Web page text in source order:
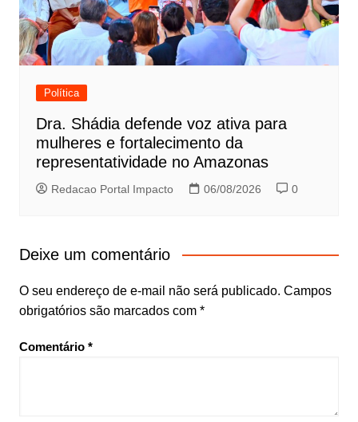
Política
Dra. Shádia defende voz ativa para
mulheres e fortalecimento da
representatividade no Amazonas
Redacao Portal Impacto 06/08/2026 0
Deixe um comentário
O seu endereço de e-mail não será publicado. Campos
obrigatórios são marcados com *
Comentário *